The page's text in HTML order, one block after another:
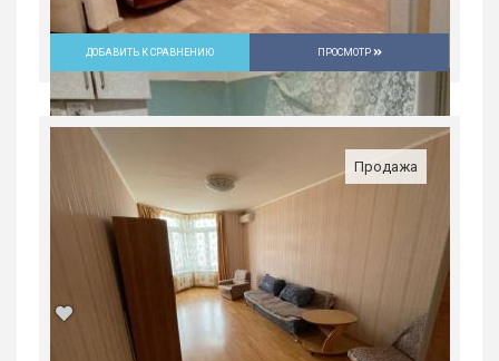
ДОБАВИТЬ К СРАВНЕНИЮ ПРОСМОТР
Продажа